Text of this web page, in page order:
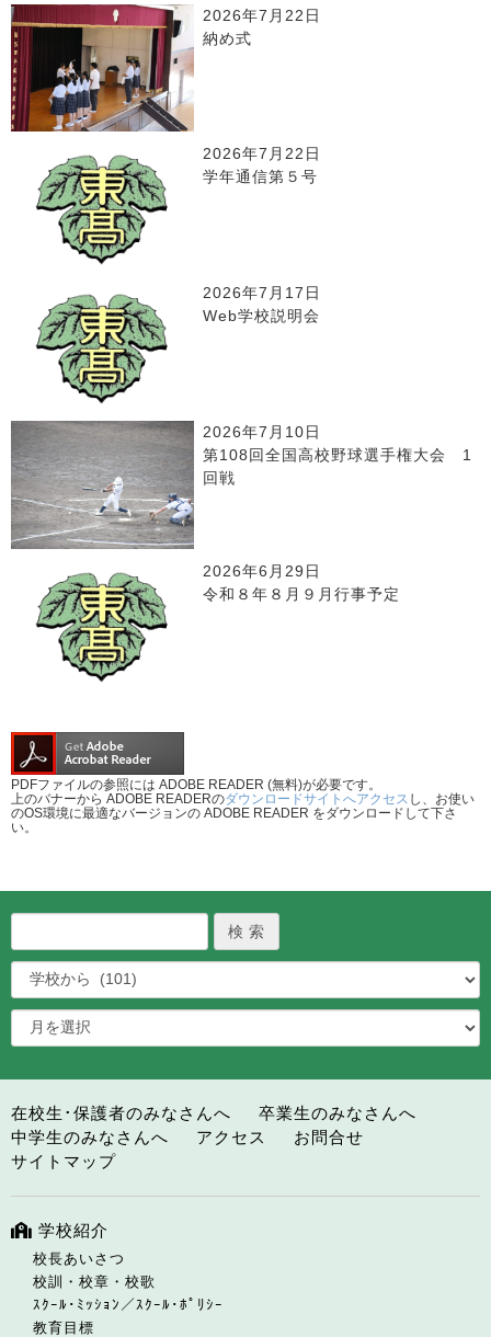
2026年7月22日
納め式
2026年7月22日
学年通信第５号
2026年7月17日
Web学校説明会
2026年7月10日
第108回全国高校野球選手権大会 1
回戦
2026年6月29日
令和８年８月９月行事予定
PDFファイルの参照には ADOBE READER (無料)が必要です。
上のバナーから ADOBE READERのダウンロードサイトへアクセス し、お使い
のOS環境に最適なバージョンの ADOBE READER をダウンロードして下さ
い。
在校生･保護者のみなさんへ
卒業生のみなさんへ
中学生のみなさんへ
アクセス
お問合せ
サイトマップ
学校紹介
校長あいさつ
校訓・校章・校歌
ｽｸｰﾙ･ﾐｯｼｮﾝ／ｽｸｰﾙ･ﾎﾟﾘｼｰ
教育目標